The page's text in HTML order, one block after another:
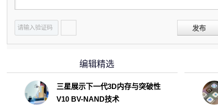
发布
编辑精选
三星展示下一代3D内存与突破性
V10 BV-NAND技术